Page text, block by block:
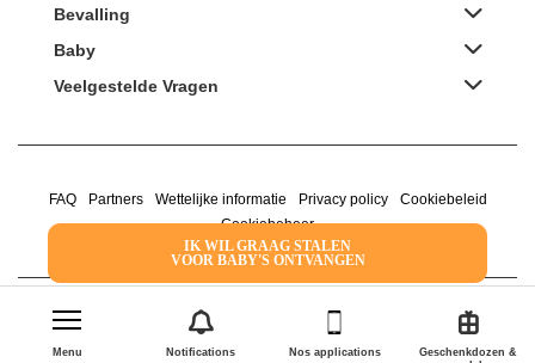
Geschenkdozen &
Nos applications
Notifications
Menu
IK WIL GRAAG STALEN
VOOR BABY'S ONTVANGEN
Bevalling
Baby
Veelgestelde Vragen
FAQ Partners Wettelijke informatie Privacy policy
Cookiebeleid
Cookiebeheer
2022 Family Service - De Roze Doos